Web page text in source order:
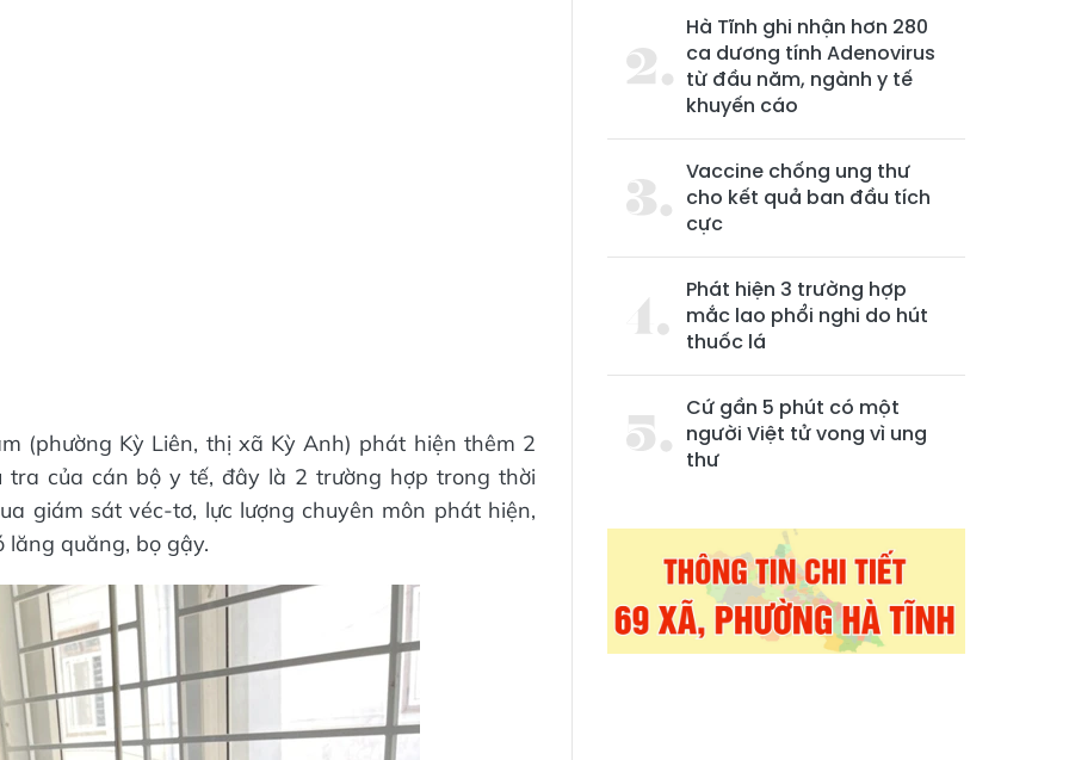
(phường Kỳ Liên, thị xã Kỳ Anh) phát hiện thêm 2
tra của cán bộ y tế, đây là 2 trường hợp trong thời
giám sát véc-tơ, lực lượng chuyên môn phát hiện,
lăng quăng, bọ gậy.
Hà Tĩnh ghi nhận hơn 280
ca dương tính Adenovirus
từ đầu năm, ngành y tế
khuyến cáo
Vaccine chống ung thư
cho kết quả ban đầu tích
cực
Phát hiện 3 trường hợp
mắc lao phổi nghi do hút
thuốc lá
Cứ gần 5 phút có một
người Việt tử vong vì ung
thư